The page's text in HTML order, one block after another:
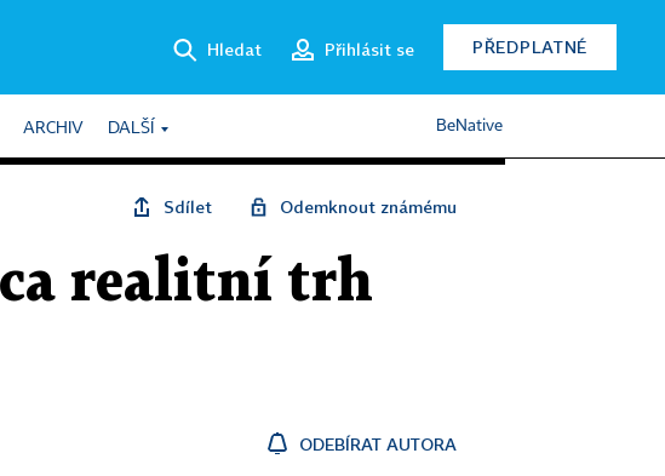
Hledat Přihlásit se PŘEDPLATNÉ
ARCHIV DALŠÍ BeNative
Sdílet Odemknout známému
realitní trh
ODEBÍRAT AUTORA